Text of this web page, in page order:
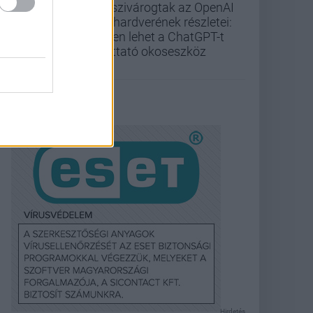
Kiszivárogtak az OpenAI
új hardverének részletei:
ilyen lehet a ChatGPT-t
futtató okoseszköz
Hirdetés